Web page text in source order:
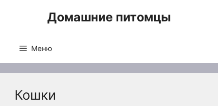
Домашние питомцы
Меню
Кошки